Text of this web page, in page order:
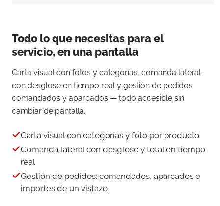
Todo lo que necesitas para el
servicio, en una pantalla
Carta visual con fotos y categorías, comanda lateral
con desglose en tiempo real y gestión de pedidos
comandados y aparcados — todo accesible sin
cambiar de pantalla.
Carta visual con categorías y foto por producto
Comanda lateral con desglose y total en tiempo
real
Gestión de pedidos: comandados, aparcados e
importes de un vistazo